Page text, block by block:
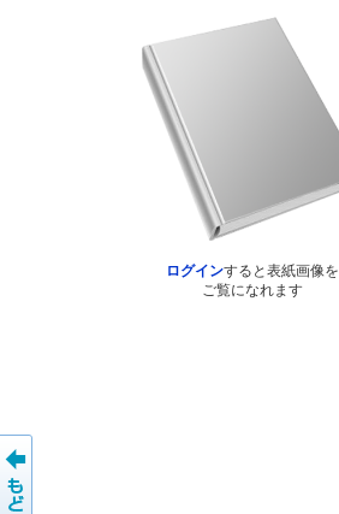
ログインすると表紙画像を
ご覧になれます